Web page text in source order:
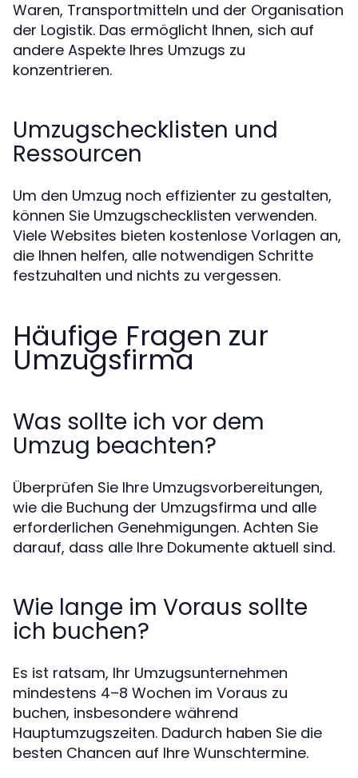
Waren, Transportmitteln und der Organisation
der Logistik. Das ermöglicht Ihnen, sich auf
andere Aspekte Ihres Umzugs zu
konzentrieren.
Umzugschecklisten und
Ressourcen
Um den Umzug noch effizienter zu gestalten,
können Sie Umzugschecklisten verwenden.
Viele Websites bieten kostenlose Vorlagen an,
die Ihnen helfen, alle notwendigen Schritte
festzuhalten und nichts zu vergessen.
Häufige Fragen zur
Umzugsfirma
Was sollte ich vor dem
Umzug beachten?
Überprüfen Sie Ihre Umzugsvorbereitungen,
wie die Buchung der Umzugsfirma und alle
erforderlichen Genehmigungen. Achten Sie
darauf, dass alle Ihre Dokumente aktuell sind.
Wie lange im Voraus sollte
ich buchen?
Es ist ratsam, Ihr Umzugsunternehmen
mindestens 4–8 Wochen im Voraus zu
buchen, insbesondere während
Hauptumzugszeiten. Dadurch haben Sie die
besten Chancen auf Ihre Wunschtermine.